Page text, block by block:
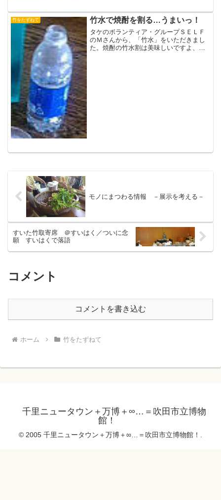
供たちが集まって来る博物館になって欲
しい」というTさんのコメ...
竹をたずねて 竹水で焼酎を割る…うまいっ！
タケのボランティア・グループＳＥＬＦ
のＭさんから、「竹水」をいただきまし
た。焼酎の竹水割は美味しいですよ、セ
モノにまつわる情報 －展示を考える－
すいた竹取寄席 ＠すいはく／ついに念
願 すいはくで落語
コメント
コメントを書き込む
ホーム 竹をたずねて
千里ニュータウン＋万博＋∞…＝吹田市立博物
館！
© 2005 千里ニュータウン＋万博＋∞…＝吹田市立博物館！.